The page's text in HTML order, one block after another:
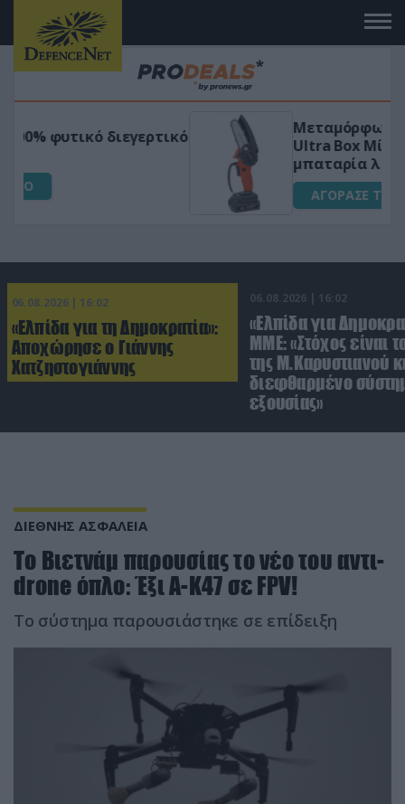
Μεταμόρφωσε τον κήπο σου με το
Ultra Box Μίνι Αλυσοπρίονο με
μπαταρία λιθίου
06.08.2026 | 16:02
«Ελπίδα για τη Δημοκρατία»:
Αποχώρησε ο Γιάννης
Χατζηστογιάννης
06.08.2026 | 16:02
«Ελπίδα για
ΜΜΕ: «Στόχος είναι
της Μ.Καρυστιανού
διεφθαρμένο
εξουσίας»
ΔΙΕΘΝΗΣ ΑΣΦΑΛΕΙΑ
Το Βιετνάμ παρουσίας το νέο του αντι-
drone όπλο: Έξι Α-K47 σε FPV!
Το σύστημα παρουσιάστηκε σε επίδειξη